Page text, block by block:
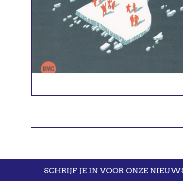
SCHRIJF JE IN VOOR ONZE